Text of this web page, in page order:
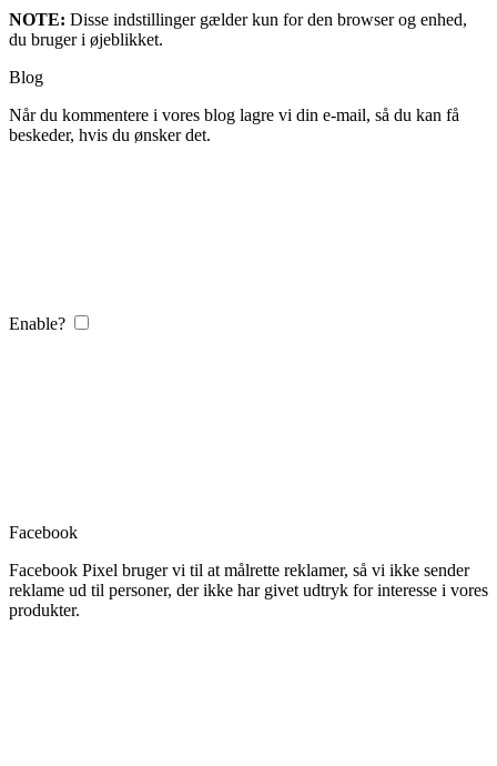
NOTE: Disse indstillinger gælder kun for den browser og enhed,
du bruger i øjeblikket.
Blog
Når du kommentere i vores blog lagre vi din e-mail, så du kan få
beskeder, hvis du ønsker det.
Enable?
Facebook
Facebook Pixel bruger vi til at målrette reklamer, så vi ikke sender
reklame ud til personer, der ikke har givet udtryk for interesse i vores
produkter.